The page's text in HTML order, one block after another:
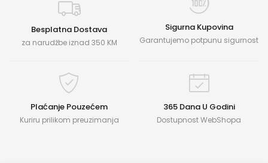
Besplatna Dostava
za narudžbe iznad 350 KM
Sigurna Kupovina
Garantujemo potpunu sigurnost
Plaćanje Pouzećem
Kuriru prilikom preuzimanja
365 Dana U Godini
Dostupnost WebShopa